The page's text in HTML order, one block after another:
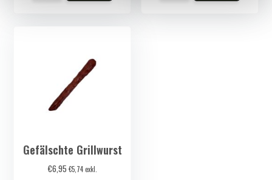
Gefälschte Grillwurst
€6,95 €5,74exkl.